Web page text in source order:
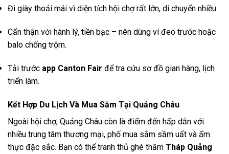
Đi giày thoải mái vì diện tích hội chợ rất lớn, di chuyển nhiều.
Cẩn thận với hành lý, tiền bạc – nên dùng ví đeo trước hoặc
balo chống trộm.
Tải trước app Canton Fair để tra cứu sơ đồ gian hàng, lịch
triển lãm.
Kết Hợp Du Lịch Và Mua Sắm Tại Quảng Châu
Ngoài hội chợ, Quảng Châu còn là điểm đến hấp dẫn với
nhiều trung tâm thương mại, phố mua sắm sầm uất và ẩm
thực đặc sắc. Bạn có thể tranh thủ ghé thăm Tháp Quảng